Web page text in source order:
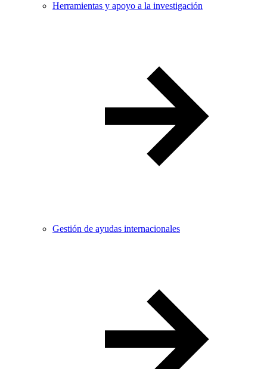
Herramientas y apoyo a la investigación
Gestión de ayudas internacionales